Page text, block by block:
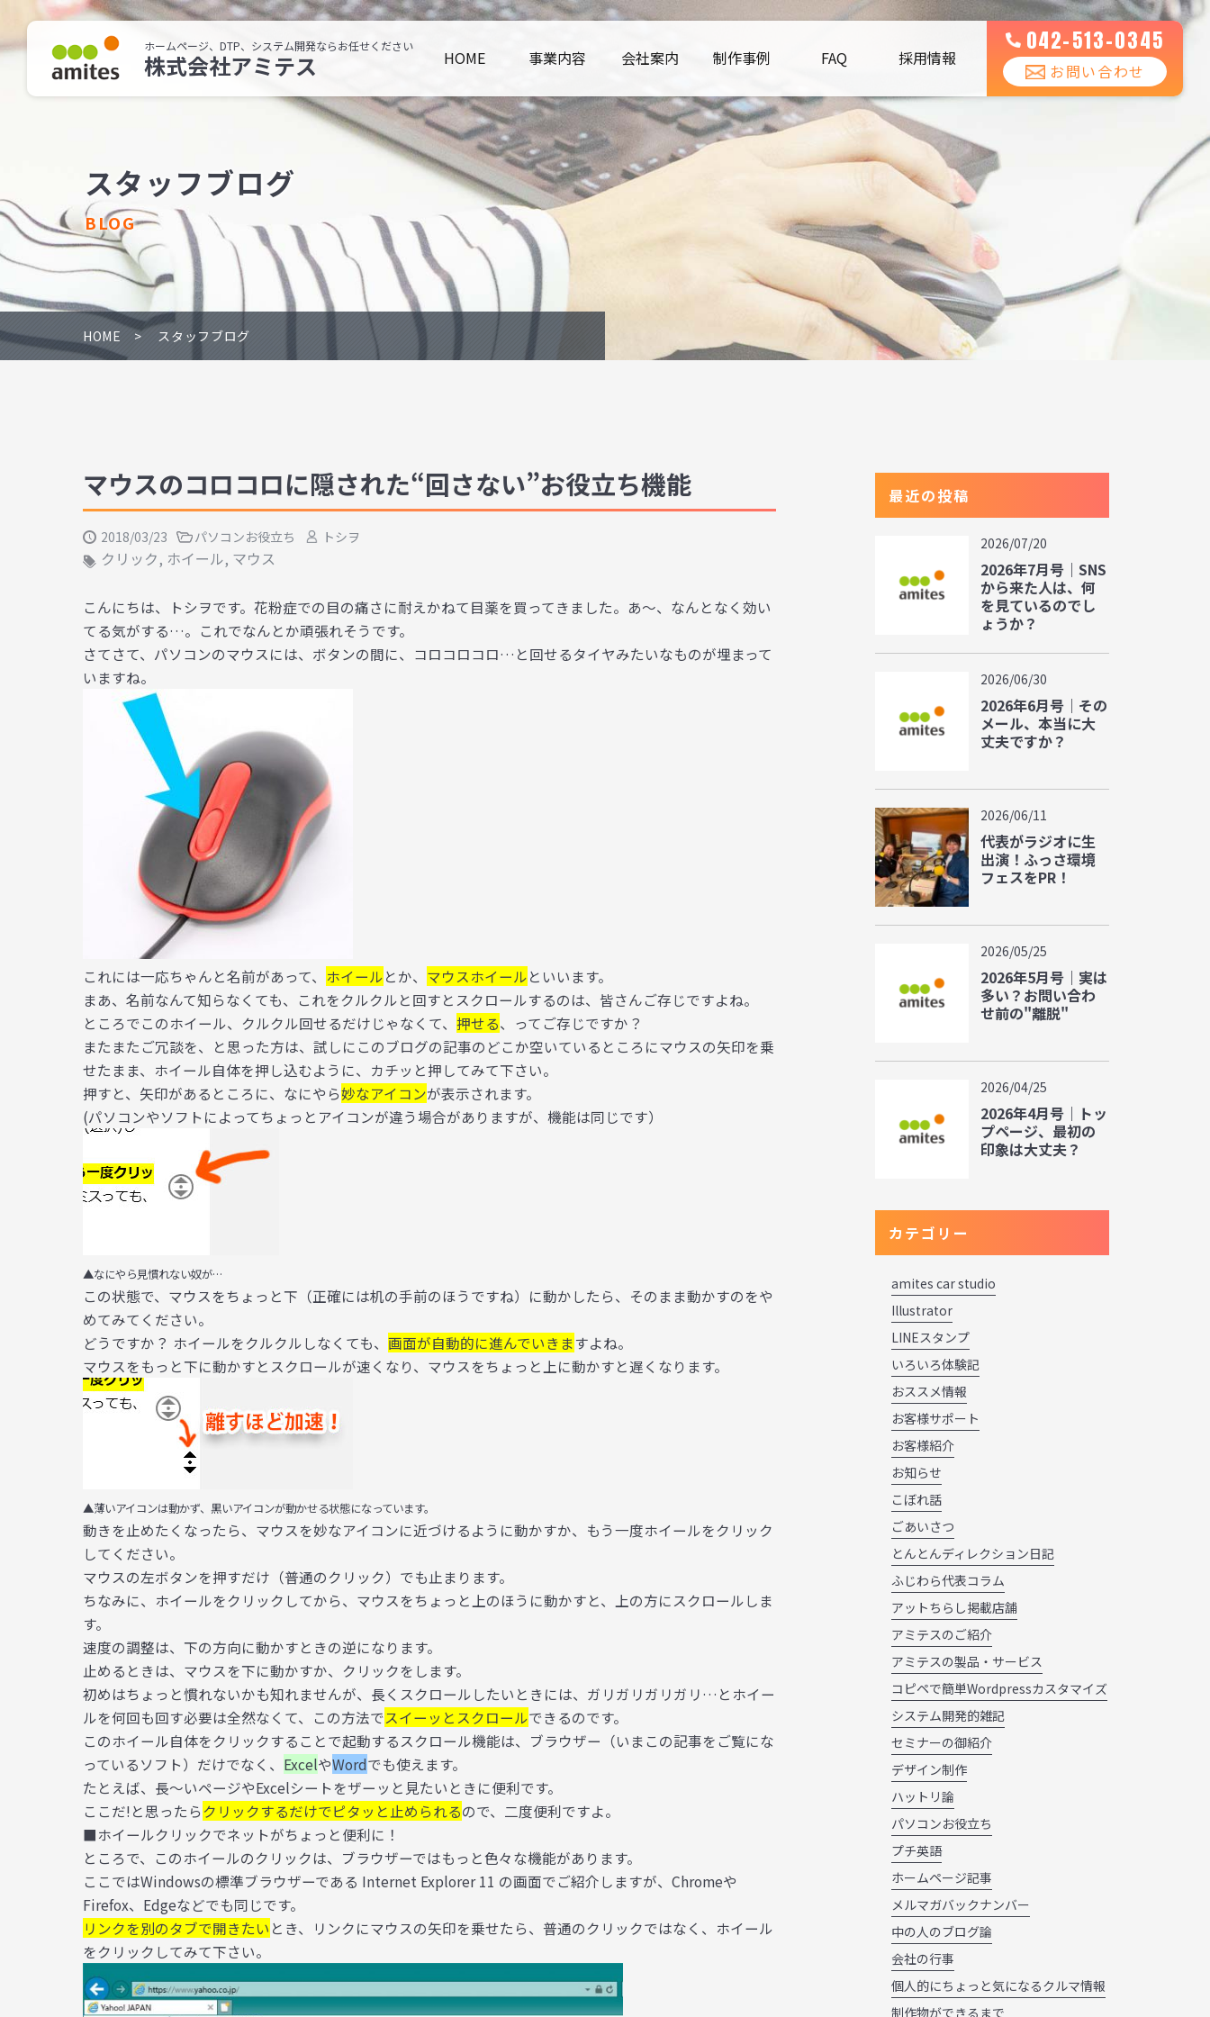
ホームページ、DTP、システム開発ならお任せください
株式会社アミテス HOME 事業内容 会社案内 制作事例 FAQ 採用情報
042-513-0345
お問い合わせ
スタッフブログ
BLOG
HOME スタッフブログ
マウスのコロコロに隠された“回さない”お役立ち機能
2018/03/23 パソコンお役立ち トシヲ
クリック, ホイール, マウス
こんにちは、トシヲです。花粉症での目の痛さに耐えかねて目薬を買ってきました。あ～、なんとなく効い
てる気がする…。これでなんとか頑張れそうです。
さてさて、パソコンのマウスには、ボタンの間に、コロコロコロ…と回せるタイヤみたいなものが埋まって
いますね。
これには一応ちゃんと名前があって、 ホイールとか、 マウスホイールといいます。
まあ、名前なんて知らなくても、これをクルクルと回すとスクロールするのは、皆さんご存じですよね。
ところでこのホイール、クルクル回せるだけじゃなくて、 押せる、ってご存じですか？
またまたご冗談を、と思った方は、試しにこのブログの記事のどこか空いているところにマウスの矢印を乗
せたまま、ホイール自体を押し込むように、カチッと押してみて下さい。
押すと、矢印があるところに、なにやら妙なアイコンが表示されます。
(パソコンやソフトによってちょっとアイコンが違う場合がありますが、機能は同じです）
▲なにやら見慣れない奴が…
この状態で、マウスをちょっと下（正確には机の手前のほうですね）に動かしたら、そのまま動かすのをや
めてみてください。
どうですか？ ホイールをクルクルしなくても、 画面が自動的に進んでいきますよね。
マウスをもっと下に動かすとスクロールが速くなり、マウスをちょっと上に動かすと遅くなります。
▲薄いアイコンは動かず、黒いアイコンが動かせる状態になっています。
動きを止めたくなったら、マウスを妙なアイコンに近づけるように動かすか、もう一度ホイールをクリック
してください。
マウスの左ボタンを押すだけ（普通のクリック）でも止まります。
ちなみに、ホイールをクリックしてから、マウスをちょっと上のほうに動かすと、上の方にスクロールしま
す。
速度の調整は、下の方向に動かすときの逆になります。
止めるときは、マウスを下に動かすか、クリックをします。
初めはちょっと慣れないかも知れませんが、長くスクロールしたいときには、ガリガリガリガリ…とホイー
ルを何回も回す必要は全然なくて、この方法でスイーッとスクロールできるのです。
このホイール自体をクリックすることで起動するスクロール機能は、ブラウザー（いまこの記事をご覧にな
っているソフト）だけでなく、 ExcelやWordでも使えます。
たとえば、長～いページやExcelシートをザーッと見たいときに便利です。
ここだ!と思ったら クリックするだけでピタッと止められるので、二度便利ですよ。
■ホイールクリックでネットがちょっと便利に！
ところで、このホイールのクリックは、ブラウザーではもっと色々な機能があります。
ここではWindowsの標準ブラウザーである Internet Explorer 11 の画面でご紹介しますが、Chromeや
Firefox、Edgeなどでも同じです。
リンクを別のタブで開きたい とき、リンクにマウスの矢印を乗せたら、普通のクリックではなく、ホイール
をクリックしてみて下さい。
最近の投稿
2026/07/20
2026年7月号｜SNS
から来た人は、何
を見ているのでし
ょうか？
2026/06/30
2026年6月号｜その
メール、本当に大
丈夫ですか？
2026/06/11
代表がラジオに生
出演！ふっさ環境
フェスをPR！
2026/05/25
2026年5月号｜実は
多い？お問い合わ
せ前の"離脱"
2026/04/25
2026年4月号｜トッ
プページ、最初の
印象は大丈夫？
カテゴリー
amites car studio
Illustrator
LINEスタンプ
いろいろ体験記
おススメ情報
お客様サポート
お客様紹介
お知らせ
こぼれ話
ごあいさつ
とんとんディレクション日記
ふじわら代表コラム
アットちらし掲載店舗
アミテスのご紹介
アミテスの製品・サービス
コピペで簡単Wordpressカスタマイズ
システム開発的雑記
セミナーの御紹介
デザイン制作
ハットリ論
パソコンお役立ち
プチ英語
ホームページ記事
メルマガバックナンバー
中の人のブログ論
会社の行事
個人的にちょっと気になるクルマ情報
制作物ができるまで